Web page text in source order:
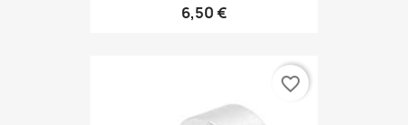
6,50 €
favorite_border